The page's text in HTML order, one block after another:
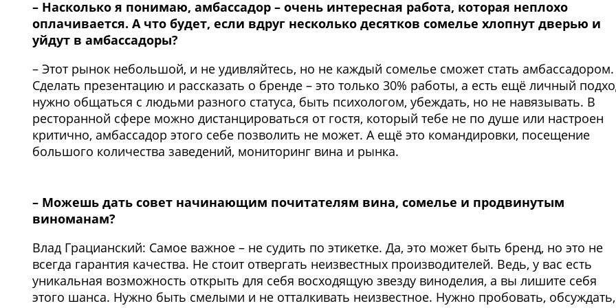
– Насколько я понимаю, амбассадор – очень интересная работа, которая неплохо
оплачивается. А что будет, если вдруг несколько десятков сомелье хлопнут дверью и
уйдут в амбассадоры?
– Этот рынок небольшой, и не удивляйтесь, но не каждый сомелье сможет стать амбассадором.
Сделать презентацию и рассказать о бренде – это только 30% работы, а есть ещё личный
нужно общаться с людьми разного статуса, быть психологом, убеждать, но не навязывать. В
ресторанной сфере можно дистанцироваться от гостя, который тебе не по душе или настроен
критично, амбассадор этого себе позволить не может. А ещё это командировки, посещение
большого количества заведений, мониторинг вина и рынка.
– Можешь дать совет начинающим почитателям вина, сомелье и продвинутым
виноманам?
Влад Грацианский: Самое важное – не судить по этикетке. Да, это может быть бренд, но это не
всегда гарантия качества. Не стоит отвергать неизвестных производителей. Ведь, у вас есть
уникальная возможность открыть для себя восходящую звезду виноделия, а вы лишите себя
этого шанса. Нужно быть смелыми и не отталкивать неизвестное. Нужно пробовать, обсуждать,